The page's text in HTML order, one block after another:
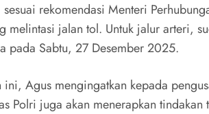
rekomendasi Menteri
melintasi jalan tol. Untuk jalur arteri,
pada Sabtu, 27 Desember 2025.
Agus mengingatkan kepada
Polri juga akan menerapkan